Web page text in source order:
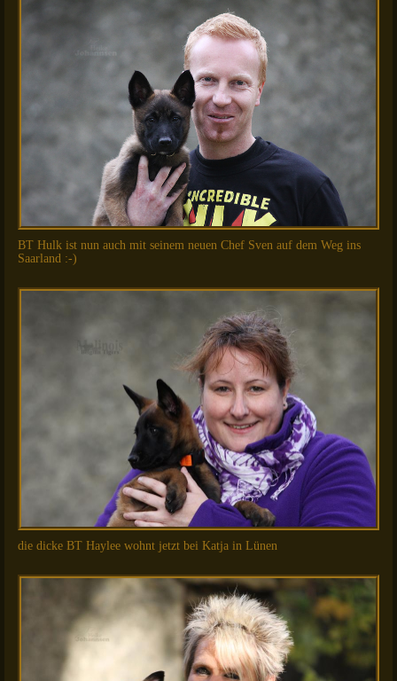
BT Hulk ist nun auch mit seinem neuen Chef Sven auf dem Weg ins
Saarland :-)
die dicke BT Haylee wohnt jetzt bei Katja in Lünen